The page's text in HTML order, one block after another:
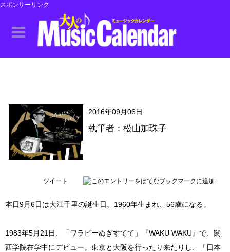
スポンサーリンク
2016年09月06日
執筆者：松山加珠子
ツイート
本日9月6日は大江千里の誕生日。1960年生まれ、56歳になる。
1983年5月21日、「ワラビーぬぎすてて」『WAKU WAKU』で、関
西学院在学中にデビュー。東京と大阪を行ったり来たりし、「日本